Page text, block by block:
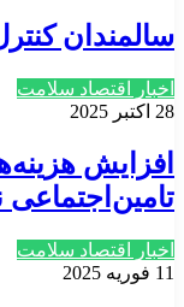
سالمندان
اخبار اقتصاد سلامت
28 اکتبر 2025
افزایش
اخبار اقتصاد سلامت
11 فوریه 2025